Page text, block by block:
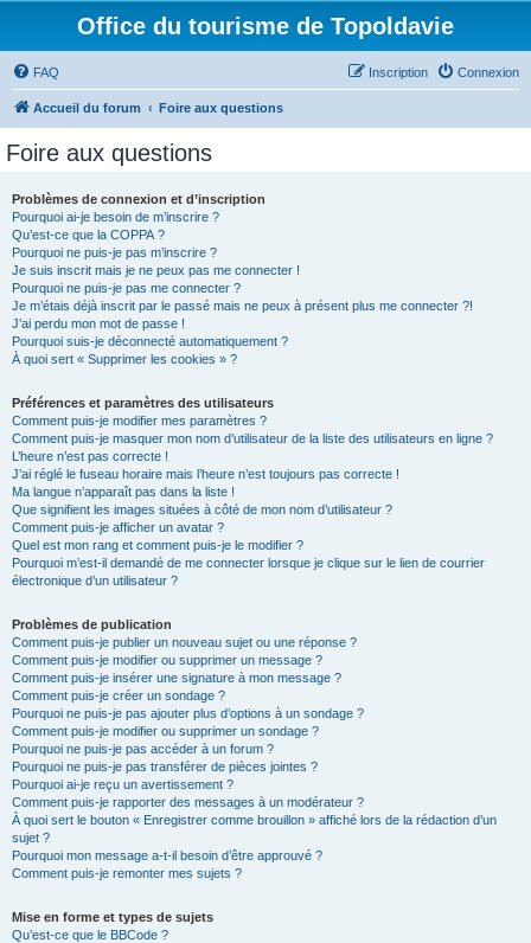
Office du tourisme de Topoldavie
FAQ Connexion
Inscription
Accueil du forum Foire aux questions
Foire aux questions
Problèmes de connexion et d’inscription
Pourquoi ai-je besoin de m’inscrire ?
Qu’est-ce que la COPPA ?
Pourquoi ne puis-je pas m’inscrire ?
Je suis inscrit mais je ne peux pas me connecter !
Pourquoi ne puis-je pas me connecter ?
Je m’étais déjà inscrit par le passé mais ne peux à présent plus me connecter ?!
J’ai perdu mon mot de passe !
Pourquoi suis-je déconnecté automatiquement ?
À quoi sert « Supprimer les cookies » ?
Préférences et paramètres des utilisateurs
Comment puis-je modifier mes paramètres ?
Comment puis-je masquer mon nom d’utilisateur de la liste des utilisateurs en ligne ?
L’heure n’est pas correcte !
J’ai réglé le fuseau horaire mais l’heure n’est toujours pas correcte !
Ma langue n’apparaît pas dans la liste !
Que signifient les images situées à côté de mon nom d’utilisateur ?
Comment puis-je afficher un avatar ?
Quel est mon rang et comment puis-je le modifier ?
Pourquoi m’est-il demandé de me connecter lorsque je clique sur le lien de courrier
électronique d’un utilisateur ?
Problèmes de publication
Comment puis-je publier un nouveau sujet ou une réponse ?
Comment puis-je modifier ou supprimer un message ?
Comment puis-je insérer une signature à mon message ?
Comment puis-je créer un sondage ?
Pourquoi ne puis-je pas ajouter plus d’options à un sondage ?
Comment puis-je modifier ou supprimer un sondage ?
Pourquoi ne puis-je pas accéder à un forum ?
Pourquoi ne puis-je pas transférer de pièces jointes ?
Pourquoi ai-je reçu un avertissement ?
Comment puis-je rapporter des messages à un modérateur ?
À quoi sert le bouton « Enregistrer comme brouillon » affiché lors de la rédaction d’un
sujet ?
Pourquoi mon message a-t-il besoin d’être approuvé ?
Comment puis-je remonter mes sujets ?
Mise en forme et types de sujets
Qu’est-ce que le BBCode ?